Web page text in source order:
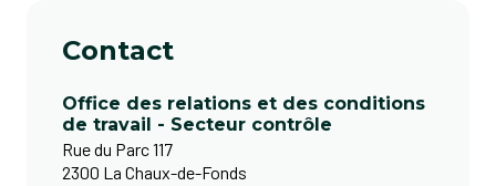
Contact
Office des relations et des conditions
de travail - Secteur contrôle
Rue du Parc 117
2300 La Chaux-de-Fonds